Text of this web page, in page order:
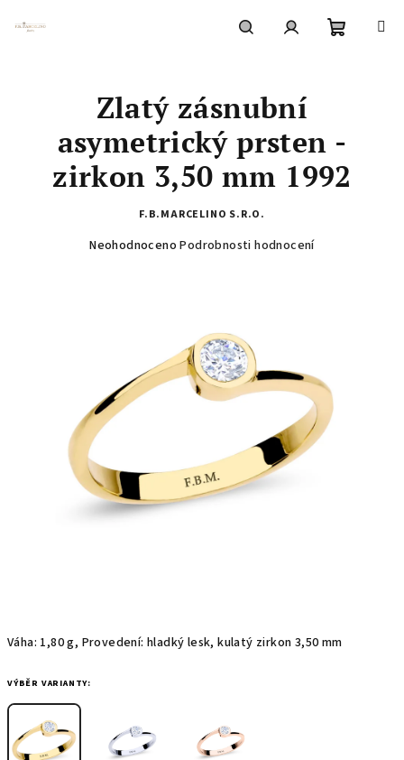
Váha: 1,80 g, Provedení: hladký lesk, kulatý zirkon 3,50 mm
VÝBĚR VARIANTY:
Zlatý zásnubní
asymetrický prsten -
zirkon 3,50 mm 1992
F.B.MARCELINO S.R.O.
Průměrné
hvězdiček.
Neohodnoceno Podrobnosti hodnocení